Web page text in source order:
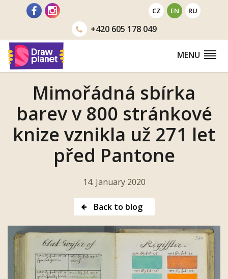
CZ EN RU
+420605 178 049
MENU
Mimořádná sbírka
barev v 800 stránkové
knize vznikla už 271 let
před Pantone
14. January 2020
Back to blog